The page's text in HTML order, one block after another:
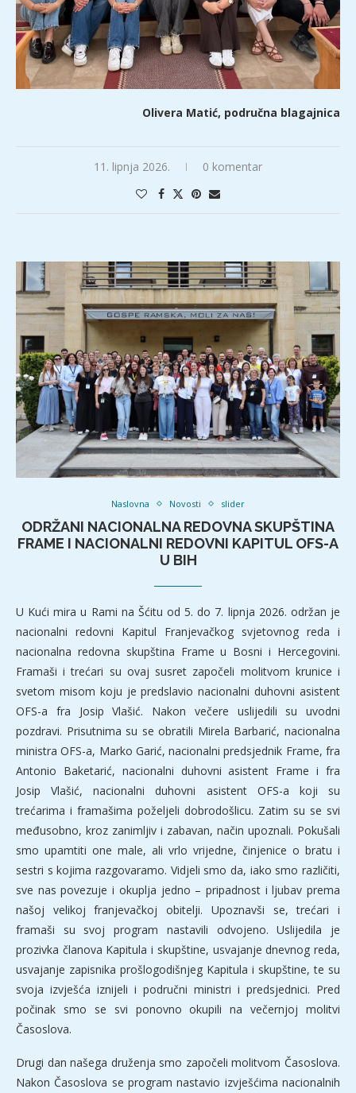
Olivera Matić, područna blagajnica
11. lipnja 2026. 0 komentar
Naslovna Novosti slider
ODRŽANI NACIONALNA REDOVNA SKUPŠTINA
FRAME I NACIONALNI REDOVNI KAPITUL OFS-A
U BIH
U Kući mira u Rami na Šćitu od 5. do 7. lipnja 2026. održan je
nacionalni redovni Kapitul Franjevačkog svjetovnog reda i
nacionalna redovna skupština Frame u Bosni i Hercegovini.
Framaši i trećari su ovaj susret započeli molitvom krunice i
svetom misom koju je predslavio nacionalni duhovni asistent
OFS-a fra Josip Vlašić. Nakon večere uslijedili su uvodni
pozdravi. Prisutnima su se obratili Mirela Barbarić, nacionalna
ministra OFS-a, Marko Garić, nacionalni predsjednik Frame, fra
Antonio Baketarić, nacionalni duhovni asistent Frame i fra
Josip Vlašić, nacionalni duhovni asistent OFS-a koji su
trećarima i framašima poželjeli dobrodošlicu. Zatim su se svi
međusobno, kroz zanimljiv i zabavan, način upoznali. Pokušali
smo upamtiti one male, ali vrlo vrijedne, činjenice o bratu i
sestri s kojima razgovaramo. Vidjeli smo da, iako smo različiti,
sve nas povezuje i okuplja jedno – pripadnost i ljubav prema
našoj velikoj franjevačkoj obitelji. Upoznavši se, trećari i
framaši su svoj program nastavili odvojeno. Uslijedila je
prozivka članova Kapitula i skupštine, usvajanje dnevnog reda,
usvajanje zapisnika prošlogodišnjeg Kapitula i skupštine, te su
svoja izvješća iznijeli i područni ministri i predsjednici. Pred
počinak smo se svi ponovno okupili na večernjoj molitvi
Časoslova.
Drugi dan našega druženja smo započeli molitvom Časoslova.
Nakon Časoslova se program nastavio izvješćima nacionalnih